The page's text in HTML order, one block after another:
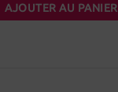
AJOUTER AU PANIER